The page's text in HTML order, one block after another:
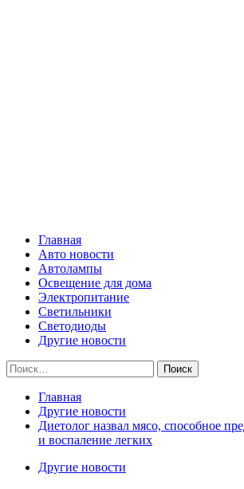
Главная
Авто новости
Автолампы
Освещение для дома
Электропитание
Светильники
Светодиоды
Другие новости
Найти:
Главная
Другие новости
Диетолог назвал мясо, способное
и воспаление легких
Другие новости